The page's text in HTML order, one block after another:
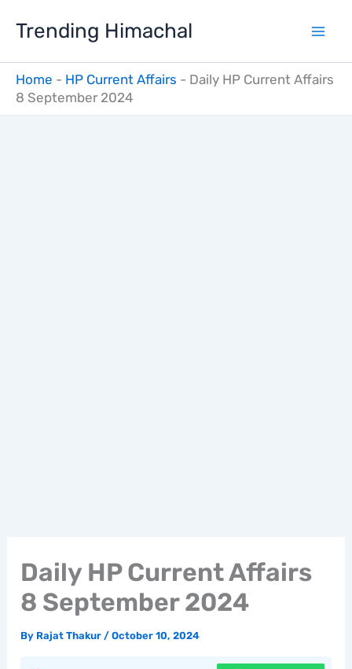
Trending Himachal
Home - HP Current Affairs - Daily HP Current Affairs
8 September 2024
Daily HP Current Affairs
8 September 2024
By Rajat Thakur /October 10, 2024